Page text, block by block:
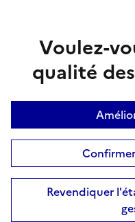
Voulez-
qualité
Revendiquer